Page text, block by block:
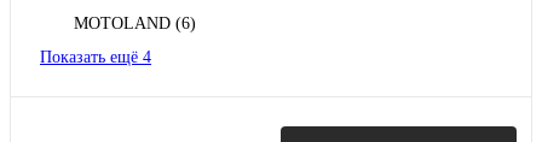
MOTOLAND (6)
Показать ещё 4